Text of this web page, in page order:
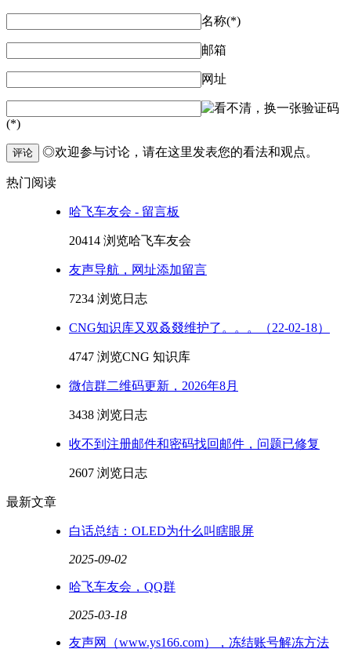
名称(*)
邮箱
网址
验证码
(*)
评论 ◎欢迎参与讨论，请在这里发表您的看法和观点。
热门阅读
哈飞车友会 - 留言板
20414 浏览哈飞车友会
友声导航，网址添加留言
7234 浏览日志
CNG知识库又双叒叕维护了。。。（22-02-18）
4747 浏览CNG 知识库
微信群二维码更新，2026年8月
3438 浏览日志
收不到注册邮件和密码找回邮件，问题已修复
2607 浏览日志
最新文章
白话总结：OLED为什么叫瞎眼屏
2025-09-02
哈飞车友会，QQ群
2025-03-18
友声网（www.ys166.com），冻结账号解冻方法